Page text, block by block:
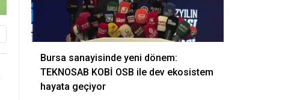
Bursa sanayisinde yeni dönem:
TEKNOSAB KOBİ OSB ile dev ekosistem
hayata geçiyor